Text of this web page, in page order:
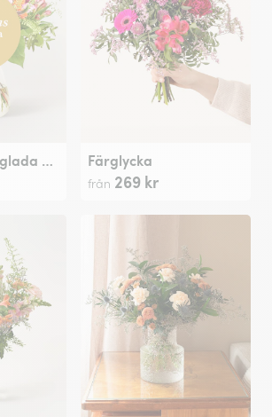
Floristens färgglada bukett Färglycka
från 269 kr